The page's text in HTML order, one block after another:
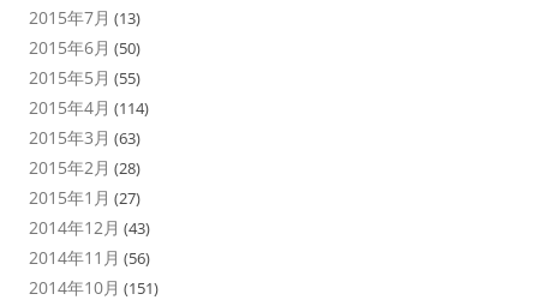
2015年7月 (13)
2015年6月 (50)
2015年5月 (55)
2015年4月 (114)
2015年3月 (63)
2015年2月 (28)
2015年1月 (27)
2014年12月 (43)
2014年11月 (56)
2014年10月 (151)